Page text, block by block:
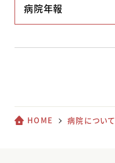
病院年報
HOME 病院について